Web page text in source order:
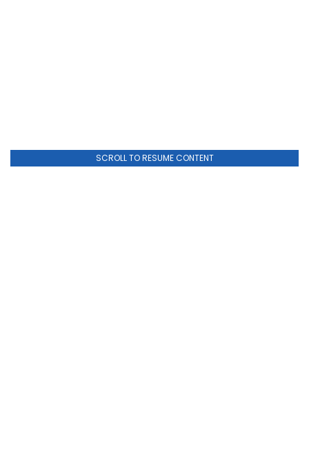
SCROLL TO RESUME CONTENT